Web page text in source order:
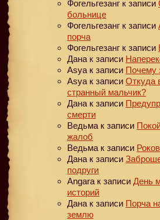
Фогельгезанг к записи
больнице
Фогельгезанг к записи
порча
Фогельгезанг к записи
Дана к записи
Asya к записи Почему
Asya к записи Откуда
странный мальчик?
Дана к записи
смерти
Ведьма к записи
жалоб
Ведьма к записи
Дана к записи
подруги
Angara к записи День
историй
Дана к записи Порча
землю